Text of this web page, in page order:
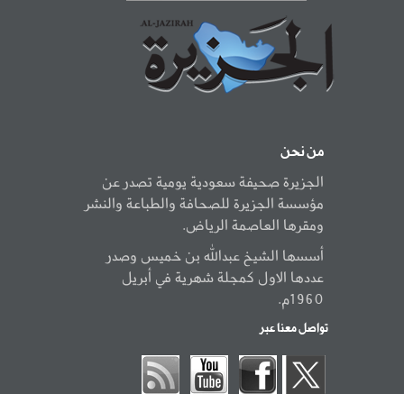
من نحن
الجزيرة صحيفة سعودية يومية تصدر عن
مؤسسة الجزيرة للصحافة والطباعة والنشر
ومقرها العاصمة الرياض.
أسسها الشيخ عبدالله بن خميس وصدر
عددها الاول كمجلة شهرية في أبريل
1960م.
تواصل معنا عبر